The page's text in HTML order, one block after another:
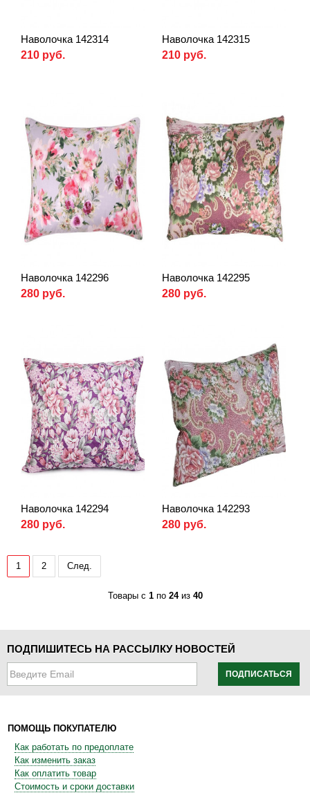
Наволочка 142314
210 руб.
Наволочка 142315
210 руб.
Наволочка 142296
280 руб.
Наволочка 142295
280 руб.
Наволочка 142294
280 руб.
Наволочка 142293
280 руб.
1 2 След.
Товары с 1по 24из 40
ПОДПИШИТЕСЬ НА РАССЫЛКУ НОВОСТЕЙ
ПОДПИСАТЬСЯ
ПОМОЩЬ ПОКУПАТЕЛЮ
Как работать по предоплате
Как изменить заказ
Как оплатить товар
Стоимость и сроки доставки